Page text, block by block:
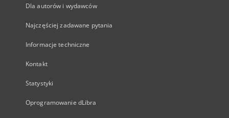
Dla autorów i wydawców
Najczęściej zadawane pytania
Informacje techniczne
Kontakt
Statystyki
Oprogramowanie dLibra